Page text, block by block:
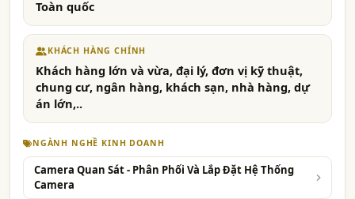
Toàn quốc
KHÁCH HÀNG CHÍNH
Khách hàng lớn và vừa, đại lý, đơn vị kỹ thuật,
chung cư, ngân hàng, khách sạn, nhà hàng, dự
án lớn,..
NGÀNH NGHỀ KINH DOANH
Camera Quan Sát - Phân Phối Và Lắp Đặt Hệ Thống
Camera